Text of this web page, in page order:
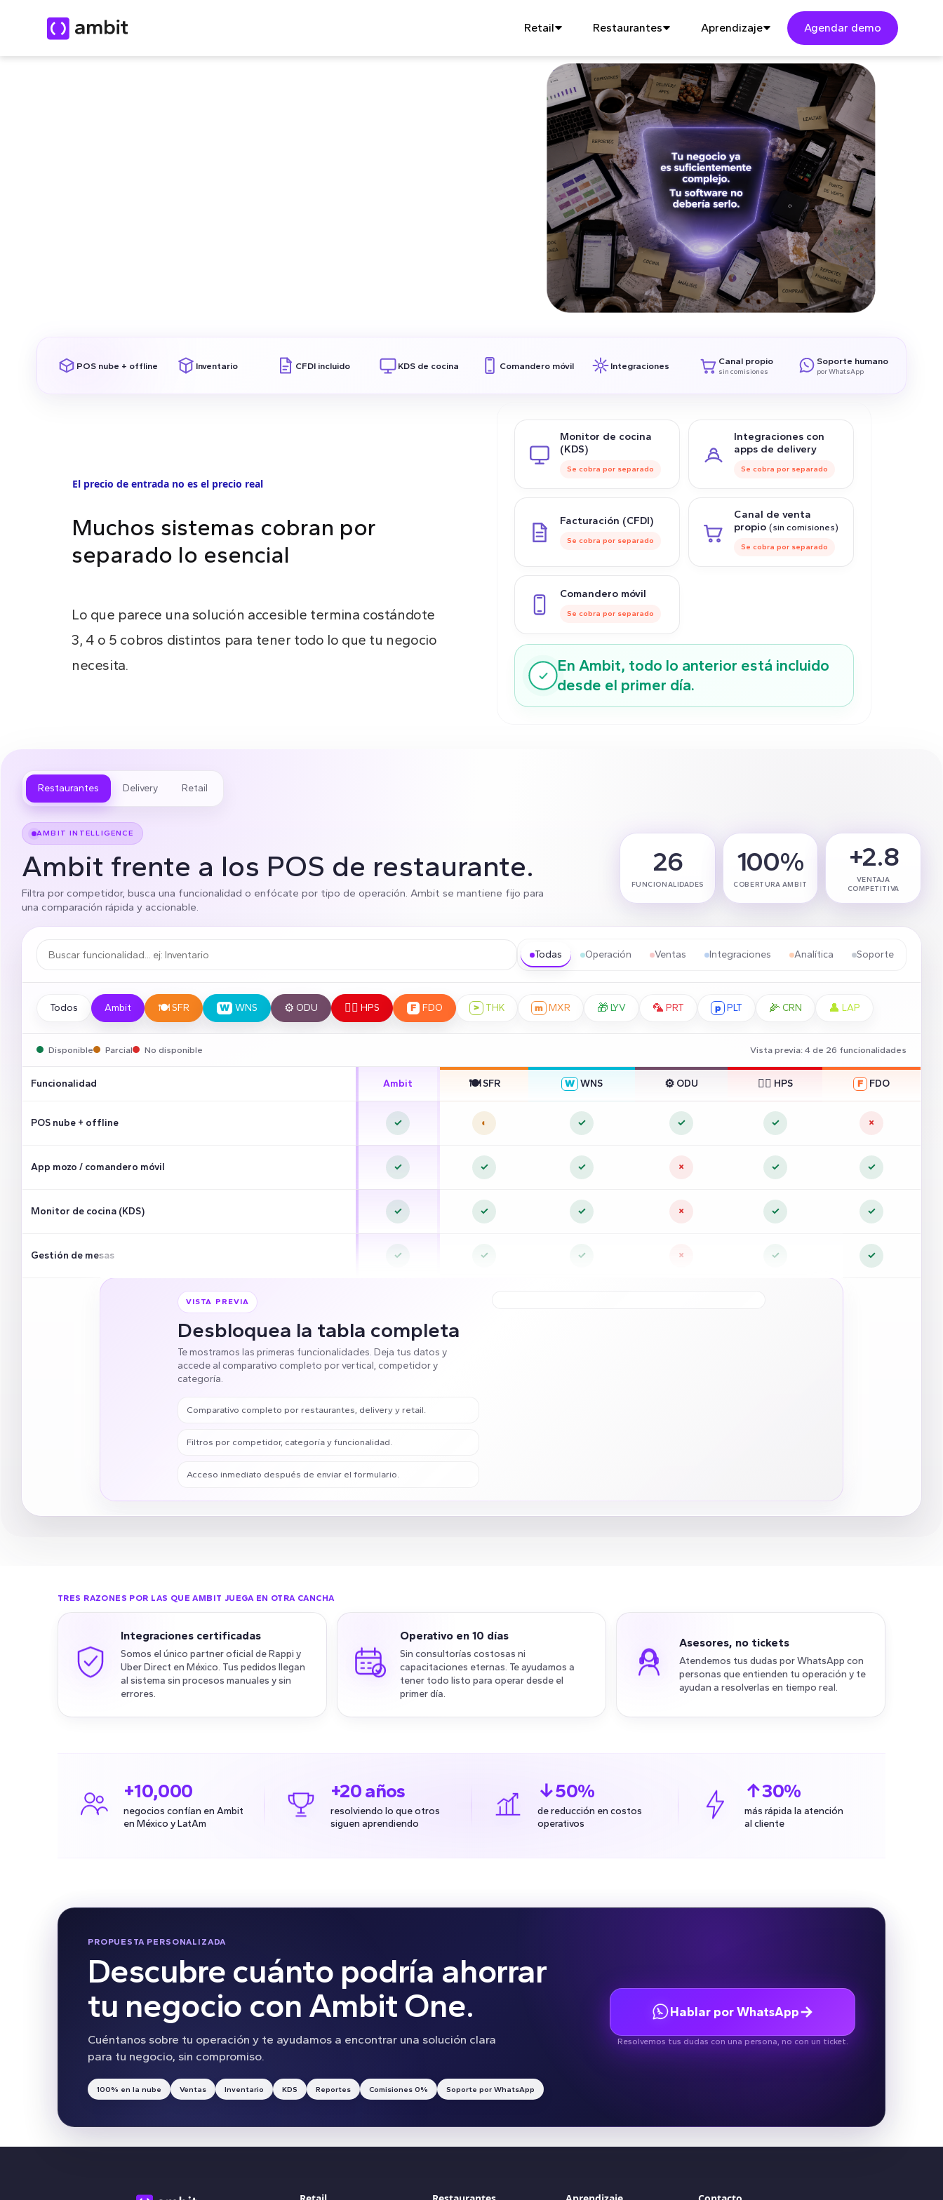
Retail Restaurantes Aprendizaje Agendar demo
México y Latinoamérica
POS nube + offline Inventario CFDI incluido KDS de cocina Comandero móvil Integraciones Canal propio
sin comisiones
Soporte humano
por WhatsApp
El precio de entrada no es el precio real
Muchos sistemas cobran por
separado lo esencial
Lo que parece una solución accesible termina costándote
3, 4 o 5 cobros distintos para tener todo lo que tu negocio
necesita.
Monitor de cocina
(KDS)
Se cobra por separado
Integraciones con
apps de delivery
Se cobra por separado
Facturación (CFDI)
Se cobra por separado
Canal de venta
propio (sin comisiones)
Se cobra por separado
Comandero móvil
Se cobra por separado
En Ambit, todo lo anterior está incluido
desde el primer día.
Restaurantes Delivery Retail
AMBIT INTELLIGENCE
Ambit frente a los POS de restaurante.
Filtra por competidor, busca una funcionalidad o enfócate por tipo de operación. Ambit se mantiene fijo para
una comparación rápida y accionable.
26
FUNCIONALIDADES
100%
COBERTURA AMBIT
+2.8
VENTAJA
COMPETITIVA
Todas Operación Ventas Integraciones Analítica Soporte
Todos Ambit 🍽️SFR W WNS ⚙️ ODU ☝🏼 HPS F FDO > THK m MXR 🎁 LYV 🦜 PRT p PLT 🌽 CRN 👤 LAP
Disponible Parcial No disponible Vista previa: 4 de 26 funcionalidades
Funcionalidad Ambit 🍽️SFR W WNS ⚙️ ODU ☝🏼 HPS F FDO
POS nube + offline ✓ ◐ ✓ ✓ ✓ ×
App mozo / comandero móvil ✓ ✓ ✓ × ✓ ✓
Monitor de cocina (KDS) ✓ ✓ ✓ × ✓ ✓
Gestión de mesas ✓ ✓ ✓ × ✓ ✓
VISTA PREVIA
Desbloquea la tabla completa
Te mostramos las primeras funcionalidades. Deja tus datos y
accede al comparativo completo por vertical, competidor y
categoría.
Comparativo completo por restaurantes, delivery y retail.
Filtros por competidor, categoría y funcionalidad.
Acceso inmediato después de enviar el formulario.
TRES RAZONES POR LAS QUE AMBIT JUEGA EN OTRA CANCHA
Integraciones certificadas
Somos el único partner oficial de Rappi y
Uber Direct en México. Tus pedidos llegan
al sistema sin procesos manuales y sin
errores.
Operativo en 10 días
Sin consultorías costosas ni
capacitaciones eternas. Te ayudamos a
tener todo listo para operar desde el
primer día.
Asesores, no tickets
Atendemos tus dudas por WhatsApp con
personas que entienden tu operación y te
ayudan a resolverlas en tiempo real.
+10,000
negocios confían en Ambit
en México y LatAm
+20 años
resolviendo lo que otros
siguen aprendiendo
↓50%
de reducción en costos
operativos
↑30%
más rápida la atención
al cliente
PROPUESTA PERSONALIZADA
Descubre cuánto podría ahorrar
tu negocio con Ambit One.
Cuéntanos sobre tu operación y te ayudamos a encontrar una solución clara
para tu negocio, sin compromiso.
100% en la nube Ventas Inventario KDS Reportes Comisiones 0% Soporte por WhatsApp
Hablar por WhatsApp→
Resolvemos tus dudas con una persona, no con un ticket.